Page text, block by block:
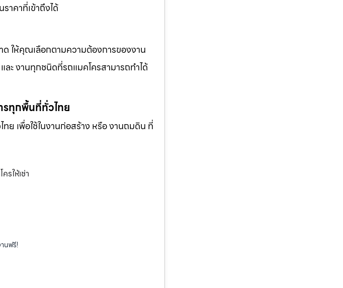
าคาที่เข้าถึงได้
ด ให้คุณเลือกตามความต้องการของงาน
ะ งานทุกชนิดที่รถแมคโครสามารถทำได้
รทุกพื้นที่ทั่วไทย
ย เพื่อใช้ในงานก่อสร้าง หรือ งานถมดิน ที่
รให้เช่า
นฟรี!